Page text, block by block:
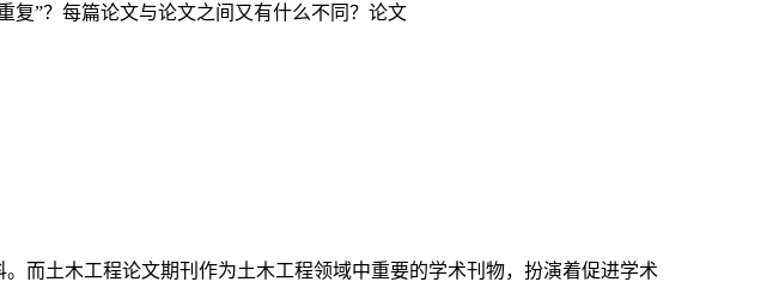
复”？每篇论文与论文之间又有什么不同？论文
而土木工程论文期刊作为土木工程领域中重要的学术刊物，扮演着促进学术